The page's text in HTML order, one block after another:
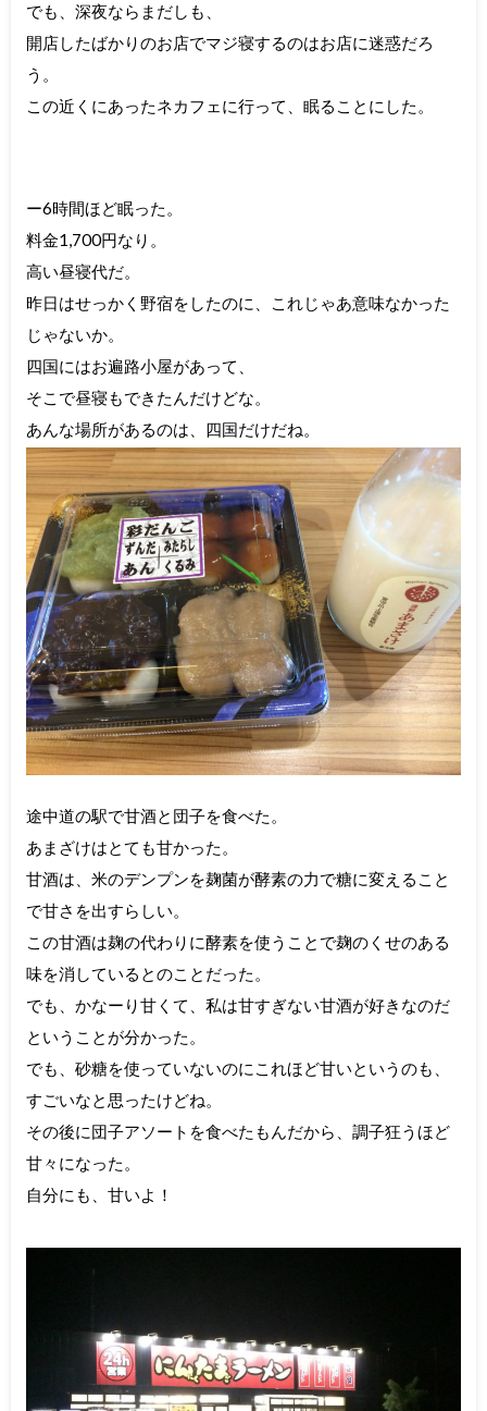
でも、深夜ならまだしも、
開店したばかりのお店でマジ寝するのはお店に迷惑だろ
う。
この近くにあったネカフェに行って、眠ることにした。
ー6時間ほど眠った。
料金1,700円なり。
高い昼寝代だ。
昨日はせっかく野宿をしたのに、これじゃあ意味なかった
じゃないか。
四国にはお遍路小屋があって、
そこで昼寝もできたんだけどな。
あんな場所があるのは、四国だけだね。
途中道の駅で甘酒と団子を食べた。
あまざけはとても甘かった。
甘酒は、米のデンプンを麹菌が酵素の力で糖に変えること
で甘さを出すらしい。
この甘酒は麹の代わりに酵素を使うことで麹のくせのある
味を消しているとのことだった。
でも、かなーり甘くて、私は甘すぎない甘酒が好きなのだ
ということが分かった。
でも、砂糖を使っていないのにこれほど甘いというのも、
すごいなと思ったけどね。
その後に団子アソートを食べたもんだから、調子狂うほど
甘々になった。
自分にも、甘いよ！